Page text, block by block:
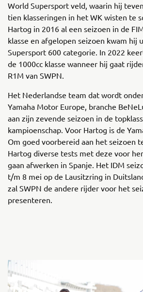
World Supersport veld, waarin hij
tien klasseringen in het WK wisten te
Hartog in 2016 al een seizoen in de
klasse en afgelopen seizoen kwam hij
Supersport 600 categorie. In 2022
de 1000cc klasse wanneer hij gaat
R1M van SWPN.
Het Nederlandse team dat wordt
Yamaha Motor Europe, branche
aan zijn zevende seizoen in de
kampioenschap. Voor Hartog is de
Om goed voorbereid aan het seizoen
Hartog diverse tests met deze voor
gaan afwerken in Spanje. Het IDM
t/m 8 mei op de Lausitzring in
zal SWPN de andere rijder voor het
presenteren.